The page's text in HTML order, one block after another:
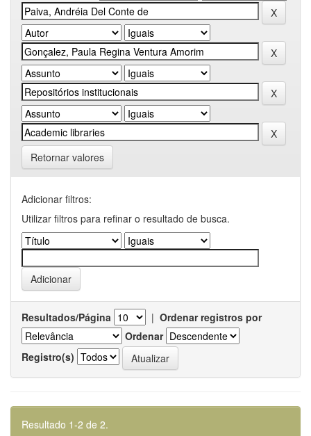
Retornar valores
Adicionar filtros:
Utilizar filtros para refinar o resultado de busca.
Resultados/Página | Ordenar registros por
Ordenar
Registro(s)
Resultado 1-2 de 2.